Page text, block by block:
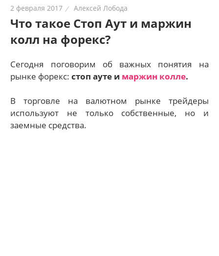
рынках:
стратегии,
сигналы,
2 февраля 2017 Алексей Лобода
Что такое Стоп Аут и маржин
колл на форекс?
Сегодня поговорим об важных понятия на
рынке форекс:стоп ауте и маржин колле.
В торговле на валютном рынке трейдеры
используют не только собственные, но и
заемные средства.